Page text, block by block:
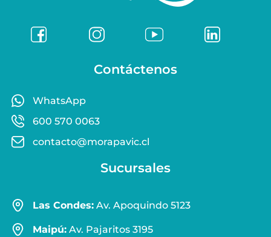
Contáctenos
WhatsApp
600 570 0063
contacto@morapavic.cl
Sucursales
Las Condes: Av. Apoquindo 5123
Maipú: Av. Pajaritos 3195